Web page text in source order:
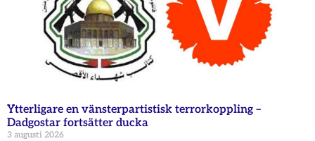
Ytterligare en vänsterpartistisk terrorkoppling –
Dadgostar fortsätter ducka
3 augusti 2026